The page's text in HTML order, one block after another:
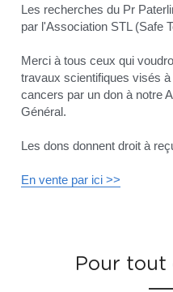
Les recherches du Pr
par l'Association STL (Safe
Merci à tous ceux qui
travaux scientifiques visés
cancers par un don à notre
Général.
Les dons donnent droit à
En vente par ici >>
Pour tout